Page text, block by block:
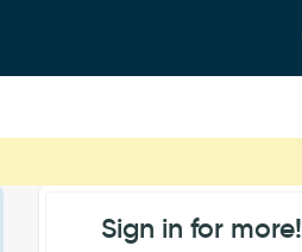
Sign in for more!